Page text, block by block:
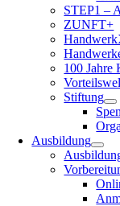
STEP1 –
ZUNFT+
100 Jahre
Stiftung
Ausbildung